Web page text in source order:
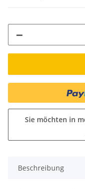
Sie möchten in
Beschreibung